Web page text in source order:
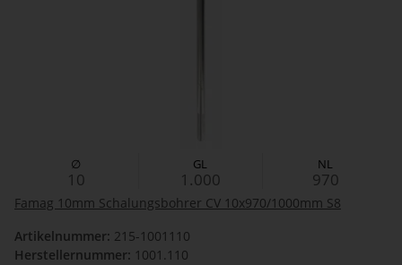
∅
10
GL
1.000
NL
970
Famag 10mm Schalungsbohrer CV 10x970/1000mm S8
Artikelnummer: 215-1001110
Herstellernummer: 1001.110